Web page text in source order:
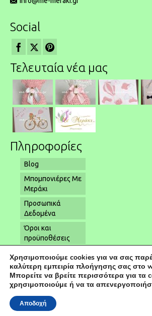
Social
Τελευταία νέα μας
Πληροφορίες
Blog
Μπομπονιέρες Με
Μεράκι
Προσωπικά
Δεδομένα
Όροι και
προϋποθέσεις
Όροι αποστολής
– παραλαβής
Επικοινωνία
© 2026 Μπομπονιέρες Γάμου | Μπομπονιέρες Βάπτισης -
Χρησιμοποιούμε cookies για να σας
καλύτερη εμπειρία πλοήγησης σας στο
Μπορείτε να βρείτε περισσότερα για τα
χρησιμοποιούμε ή να τα
Αποδοχή